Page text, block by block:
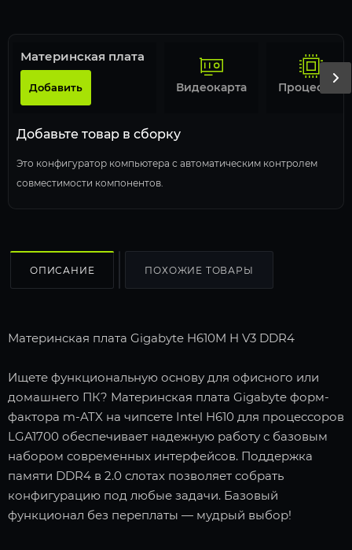
Добавьте товар в сборку
Это конфигуратор компьютера с автоматическим контролем
совместимости компонентов.
Материнская плата
Добавить Видеокарта Процессор
ОПИСАНИЕ ПОХОЖИЕ ТОВАРЫ
Материнская плата Gigabyte H610M H V3 DDR4
Ищете функциональную основу для офисного или
домашнего ПК? Материнская плата Gigabyte форм-
фактора m-ATX на чипсете Intel H610 для процессоров
LGA1700 обеспечивает надежную работу с базовым
набором современных интерфейсов. Поддержка
памяти DDR4 в 2.0 слотах позволяет собрать
конфигурацию под любые задачи. Базовый
функционал без переплаты — мудрый выбор!